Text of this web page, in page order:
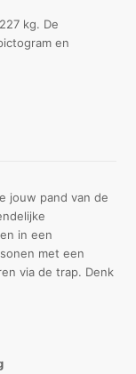
kg. De
en
jouw pand van de
in een
met een
via de trap. Denk